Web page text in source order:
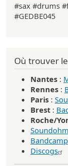
#sax #drums
#GEDBE045
Où trouver
Nantes :
Rennes :
Paris :
Brest :
Roche/
Soundohm
Bandcamp
Discogs